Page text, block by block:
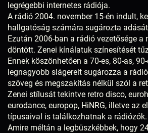
legrégebbi internetes rádiója.
A rádió 2004. november 15-én indult,
hallgatóság számára sugározta
Ezután 2006-ban a rádió vezetősége a
döntött. Zenei kínálatuk színesítését
Ennek köszönhetően a 70-es, 80-as,
legnagyobb slágereit sugározza a
szöveg és megszakítás nélkül szól a
Zenei stílusát tekintve retro disco,
eurodance, europop, HiNRG, illetve az
típusaival is találkozhatnak a rádiózók.
Amire méltán a legbüszkébbek, hogy